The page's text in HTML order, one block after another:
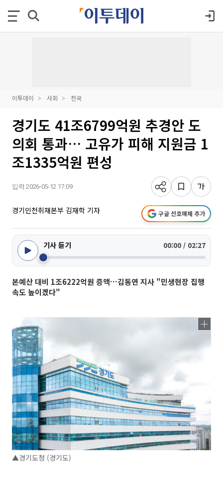
이투데이 사회 전국
경기도 41조6799억원 추경안 도
의회 통과… 고유가 피해 지원금 1
조1335억원 편성
입력 2026-05-12 17:09
경기인천취재본부 김재학 기자 구글 선호매체 추가
기사 듣기 00:00 / 02:27
본예산 대비 1조6222억원 증액…김동연 지사 "민생현장 집행
속도 높이겠다"
▲경기도청 (경기도)